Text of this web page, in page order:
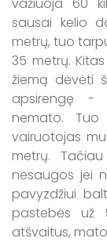
sausai kelio
metrų, tuo
35 metrų.
žiemą dėvėti
apsirengę -
nemato.
vairuotojas
metrų.
nesaugos jei
pavyzdžiui
pastebės už
atšvaitus,